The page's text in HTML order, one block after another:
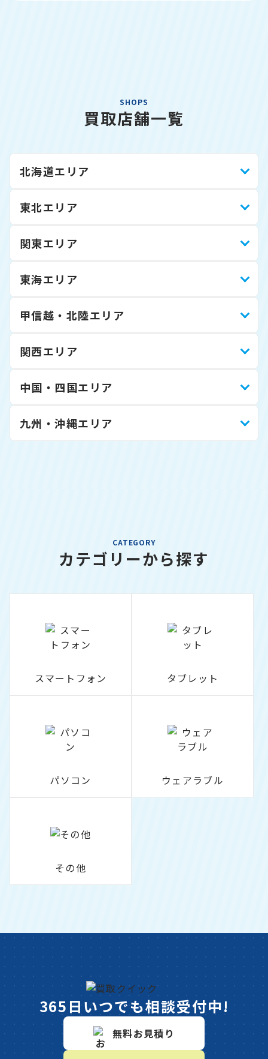
SHOPS
買取店舗一覧
北海道エリア
東北エリア
関東エリア
東海エリア
甲信越・北陸エリア
関西エリア
中国・四国エリア
九州・沖縄エリア
CATEGORY
カテゴリーから探す
スマートフォン タブレット
パソコン ウェアラブル
その他
365日いつでも相談受付中!
無料お見積り